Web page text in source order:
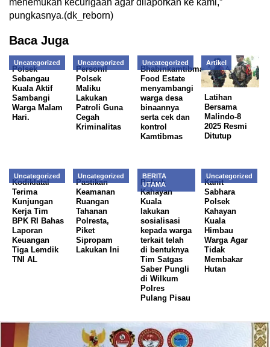
menemukan kecurigaan agar dilaporkan ke kami,”
pungkasnya.(dk_reborn)
Baca Juga
Uncategorized
Polsek
Sebangau
Kuala Aktif
Sambangi
Warga Malam
Hari.
Uncategorized
Personil
Polsek
Maliku
Lakukan
Patroli Guna
Cegah
Kriminalitas
Uncategorized
Bhabinkamtibmas
Food Estate
menyambangi
warga desa
binaannya
serta cek dan
kontrol
Kamtibmas
Artikel
Latihan
Bersama
Malindo-8
2025 Resmi
Ditutup
Uncategorized
Kodiklatal
Terima
Kunjungan
Kerja Tim
BPK RI Bahas
Laporan
Keuangan
Tiga Lemdik
TNI AL
Uncategorized
Pastikan
Keamanan
Ruangan
Tahanan
Polresta,
Piket
Sipropam
Lakukan Ini
BERITA
UTAMA
Polsek
Kahayan
Kuala
lakukan
sosialisasi
kepada warga
terkait telah
di bentuknya
Tim Satgas
Saber Pungli
di Wilkum
Polres
Pulang Pisau
Uncategorized
Kanit
Sabhara
Polsek
Kahayan
Kuala
Himbau
Warga Agar
Tidak
Membakar
Hutan